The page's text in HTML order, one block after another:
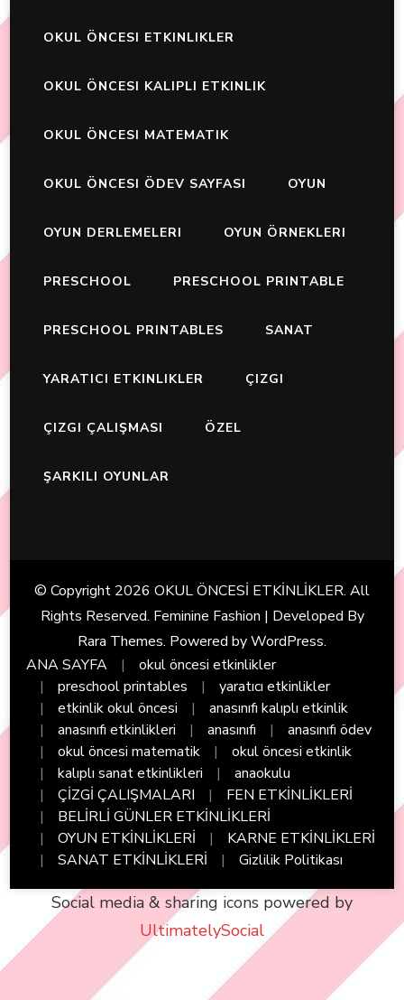
OKUL ÖNCESI ETKINLIKLER
OKUL ÖNCESI KALIPLI ETKINLIK
OKUL ÖNCESI MATEMATIK
OKUL ÖNCESI ÖDEV SAYFASI OYUN
OYUN DERLEMELERI OYUN ÖRNEKLERI
PRESCHOOL PRESCHOOL PRINTABLE
PRESCHOOL PRINTABLES SANAT
YARATICI ETKINLIKLER ÇIZGI
ÇIZGI ÇALIŞMASI ÖZEL
ŞARKILI OYUNLAR
© Copyright 2026 OKUL ÖNCESİ ETKİNLİKLER. All
Rights Reserved. Feminine Fashion | Developed By
Rara Themes. Powered byWordPress.
ANA SAYFA
okul öncesi etkinlikler
preschool printables
yaratıcı etkinlikler
etkinlik okul öncesi
anasınıfı kalıplı etkinlik
anasınıfı etkinlikleri
anasınıfı
anasınıfı ödev
okul öncesi matematik
okul öncesi etkinlik
kalıplı sanat etkinlikleri
anaokulu
ÇİZGİ ÇALIŞMALARI
FEN ETKİNLİKLERİ
BELİRLİ GÜNLER ETKİNLİKLERİ
OYUN ETKİNLİKLERİ
KARNE ETKİNLİKLERİ
SANAT ETKİNLİKLERİ
Gizlilik Politikası
Social media & sharing icons powered by
UltimatelySocial